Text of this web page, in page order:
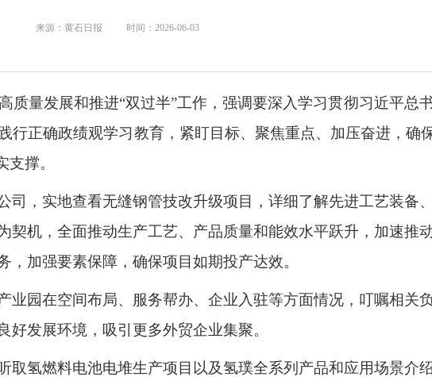
来源：黄石日报 时间：2026-06-03
质量发展和推进“双过半”工作，强调要深入学习贯彻习近平总
行正确政绩观学习教育，紧盯目标、聚焦重点、加压奋进，确
撑。
司，实地查看无缝钢管技改升级项目，详细了解先进工艺装备
契机，全面推动生产工艺、产品质量和能效水平跃升，加速推
加强要素保障，确保项目如期投产达效。
业园在空间布局、服务帮办、企业入驻等方面情况，叮嘱相关
发展环境，吸引更多外贸企业集聚。
取氢燃料电池电堆生产项目以及氢璞全系列产品和应用场景介